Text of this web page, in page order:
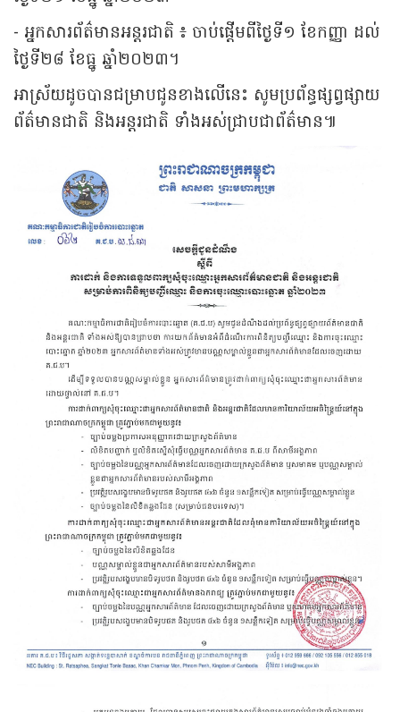
- អ្នកសារព័ត៌មានអន្តរជាតិ ៖ ចាប់ផ្តើមពីថ្ងៃទី១ ខែកញ្ញា ដល់
ថ្ងៃទី២៨ ខែធ្នូ ឆ្នាំ២០២៣។
អាស្រ័យដូចបានជម្រាបជូនខាងលើនេះ សូមប្រព័ន្ធផ្សព្វផ្សាយ
ព័ត៌មានជាតិ និងអន្តរជាតិ ទាំងអស់ជ្រាបជាព័ត៌មាន៕